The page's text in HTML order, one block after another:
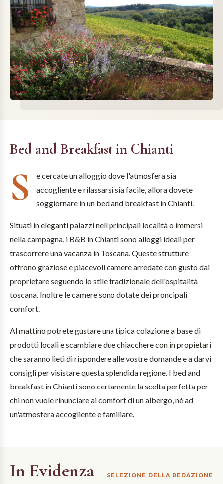
Bed and Breakfast in Chianti
S
e cercate un alloggio dove l'atmosfera sia
accogliente e rilassarsi sia facile, allora dovete
soggiornare in un bed and breakfast in Chianti.
Situati in eleganti palazzi nell principali località o immersi
nella campagna, i B&B in Chianti sono alloggi ideali per
trascorrere una vacanza in Toscana. Queste strutture
offrono graziose e piacevoli camere arredate con gusto dai
proprietare seguendo lo stile tradizionale dell'ospitalità
toscana. Inoltre le camere sono dotate dei proncipali
comfort.
Al mattino potrete gustare una tipica colazione a base di
prodotti locali e scambiare due chiacchere con in propietari
che saranno lieti di rispondere alle vostre domande e a darvi
consigli per visistare questa splendida regione. I bed and
breakfast in Chianti sono certamente la scelta perfetta per
chi non vuole rinunciare ai comfort di un albergo, nè ad
un'atmosfera accogliente e familiare.
In Evidenza SELEZIONE DELLA REDAZIONE